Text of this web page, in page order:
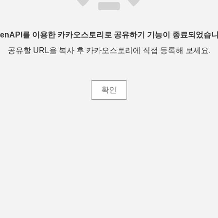
를 이용한 카카오스토리로 공유하기 기능이 종료되었습
공유할 URL을 복사 후 카카오스토리에 직접 등록해 보세요.
확인